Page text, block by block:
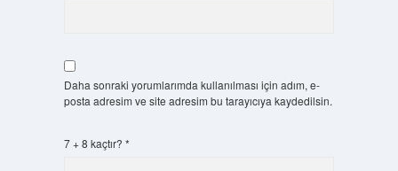
Daha sonraki yorumlarımda kullanılması için adım, e-
posta adresim ve site adresim bu tarayıcıya kaydedilsin.
7 + 8 kaçtır? *